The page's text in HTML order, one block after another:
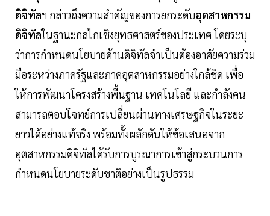
ดิจิทัลฯ กล่าวถึงความสำคัญของการยกระดับอุตสาหกรรม
ดิจิทัลในฐานะกลไกเชิงยุทธศาสตร์ของประเทศ โดยระบุ
ว่าการกำหนดนโยบายด้านดิจิทัลจำเป็นต้องอาศัยความร่วม
มือระหว่างภาครัฐและภาคอุตสาหกรรมอย่างใกล้ชิด เพื่อ
ให้การพัฒนาโครงสร้างพื้นฐาน เทคโนโลยี และกำลังคน
สามารถตอบโจทย์การเปลี่ยนผ่านทางเศรษฐกิจในระยะ
ยาวได้อย่างแท้จริง พร้อมทั้งผลักดันให้ข้อเสนอจาก
อุตสาหกรรมดิจิทัลได้รับการบูรณาการเข้าสู่กระบวนการ
กำหนดนโยบายระดับชาติอย่างเป็นรูปธรรม